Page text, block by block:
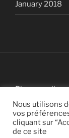
January 2018
Blog sous
Nous utilisons
vos
cliquant sur
de ce site